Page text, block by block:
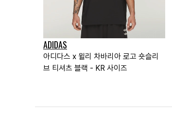
ADIDAS
아디다스 x 윌리 차바리아 로고 숏슬리
브 티셔츠 블랙 - KR 사이즈